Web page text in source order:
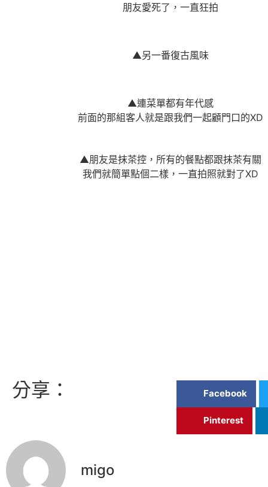
朋友愛死了，一直狂拍
▲另一番復古風味
▲連菜單都有年代感
前面的那組客人就是跟我們一起顧門口的XD
▲朋友是抹茶控，所有的餐點都跟抹茶有關
我們就簡單點個二樣，一直拍照就對了XD
分享： Facebook
Pinterest
migo